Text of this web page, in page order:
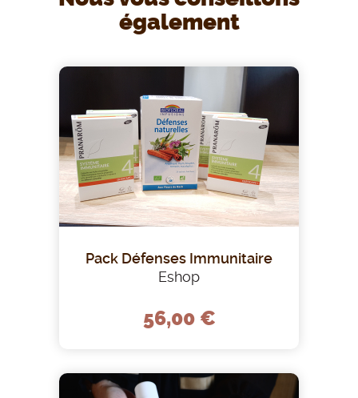
également
Pack Défenses Immunitaire
Eshop
56,00 €